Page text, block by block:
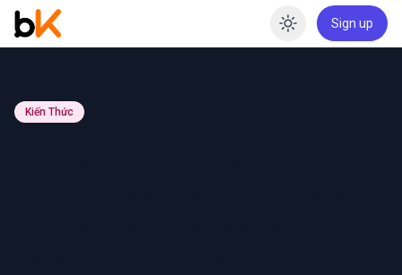
Enable
Sign up
Kiến Thức